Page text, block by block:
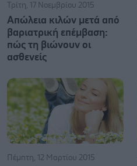
Τρίτη, 17 Νοεμβρίου 2015
Απώλεια κιλών μετά από
βαριατρική επέμβαση:
πώς τη βιώνουν οι
ασθενείς
Πέμπτη, 12 Μαρτίου 2015